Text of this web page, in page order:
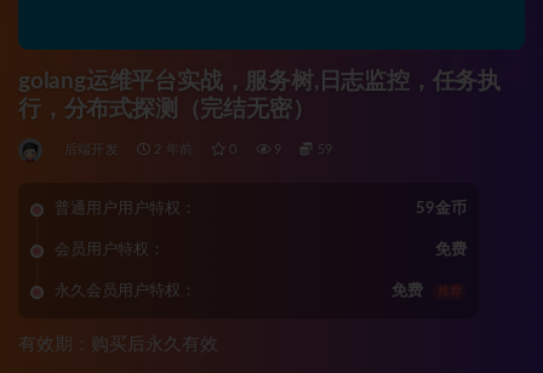
golang运维平台实战，服务树,日志监控，任务执
行，分布式探测（完结无密）
后端开发 2 年前 0 9 59
普通用户用户特权： 59金币
会员用户特权： 免费
永久会员用户特权： 免费 推荐
有效期：购买后永久有效